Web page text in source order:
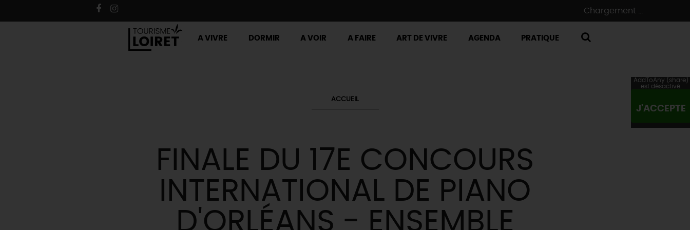
Chargement ...
A VIVRE DORMIR A VOIR A FAIRE ART DE VIVRE AGENDA PRATIQUE
ACCUEIL
FINALE DU 17E CONCOURS
INTERNATIONAL DE PIANO
D'ORLÉANS - ENSEMBLE
AddToAny (share)
est désactivé.
J'ACCEPTE